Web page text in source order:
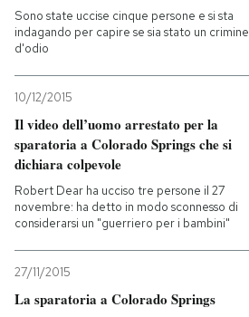
PODCAST
NEWSLETTER
I MIEI PREFERITI
SHOP
CALENDARIO
Sono state uccise cinque persone e si sta
indagando per capire se sia stato un crimine
d'odio
10/12/2015
Il video dell’uomo arrestato per la
sparatoria a Colorado Springs che si
dichiara colpevole
Robert Dear ha ucciso tre persone il 27
novembre: ha detto in modo sconnesso di
considerarsi un "guerriero per i bambini"
27/11/2015
La sparatoria a Colorado Springs